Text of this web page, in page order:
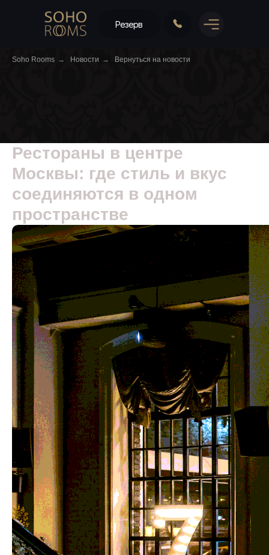
Резерв
Soho Rooms → Новости → Вернуться на новости
Рестораны в центре
Москвы: где стиль и вкус
соединяются в одном
пространстве